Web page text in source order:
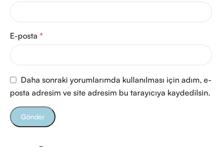
E-posta *
Daha sonraki yorumlarımda kullanılması için adım, e-
posta adresim ve site adresim bu tarayıcıya kaydedilsin.